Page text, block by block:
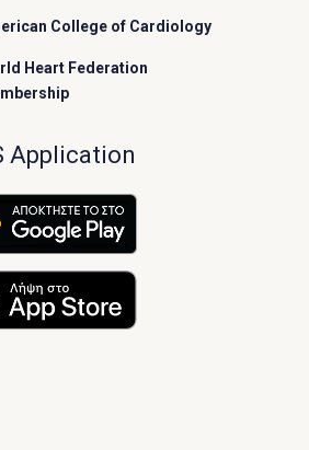
College of Cardiology
Heart Federation
Application